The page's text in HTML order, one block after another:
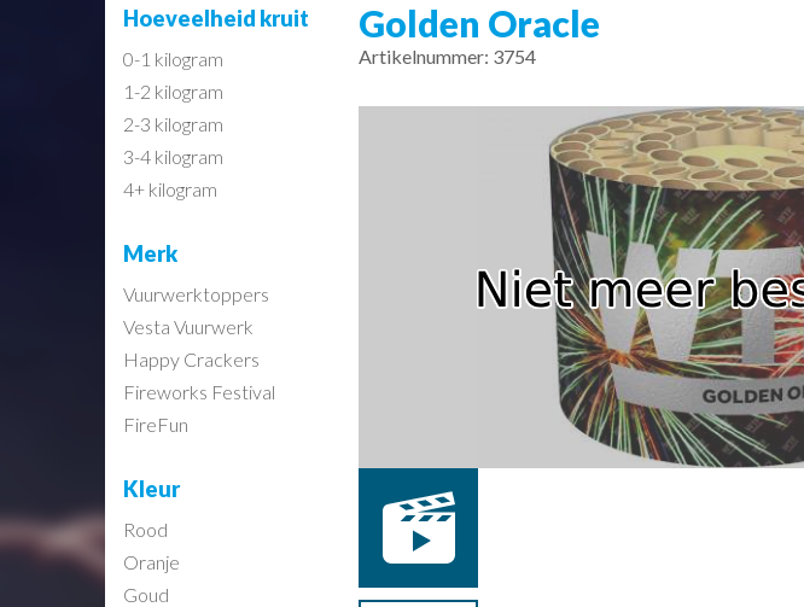
Hoeveelheid kruit
0-1 kilogram
1-2 kilogram
2-3 kilogram
3-4 kilogram
4+ kilogram
Merk
Vuurwerktoppers
Vesta Vuurwerk
Happy Crackers
Fireworks Festival
FireFun
Kleur
Rood
Oranje
Goud
Golden Oracle
Artikelnummer: 3754